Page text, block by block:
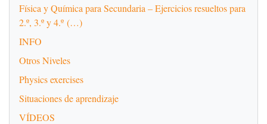
Física y Química para Secundaria – Ejercicios resueltos para
2.º, 3.º y 4.º (…)
INFO
Otros Niveles
Physics exercises
Situaciones de aprendizaje
VÍDEOS